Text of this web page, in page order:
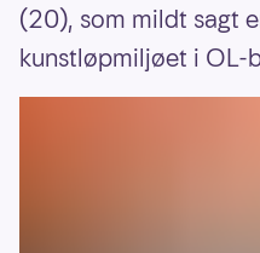
(20), som mildt sagt
kunstløpmiljøet i OL-